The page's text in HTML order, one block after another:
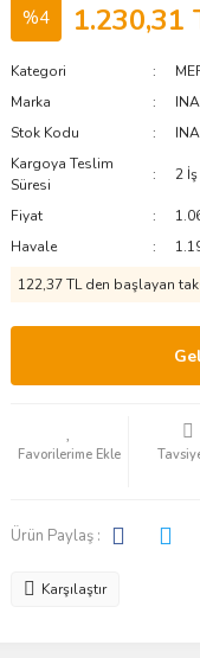
%4 1.230,31
Kategori
Marka
INA
Stok Kodu
Kargoya Teslim
Süresi
2
Fiyat
Havale
122,37 TL den başlayan
Ürün Paylaş :
Karşılaştır